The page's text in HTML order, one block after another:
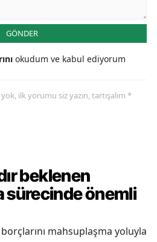
GÖNDER
okudum ve kabul ediyorum
ilk yorumu siz yazın, tartışalım *
beklenen
sürecinde önemli
mahsuplaşma yoluyla